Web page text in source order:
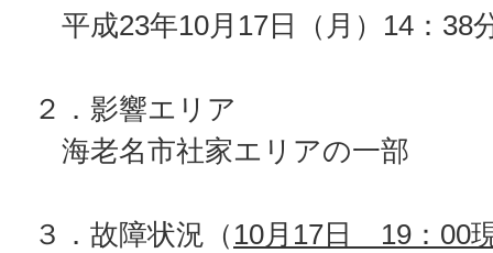
平成23年10月17日（月）14：38
２．影響エリア
海老名市社家エリアの一部
３．故障状況（ 10月17日 19：00